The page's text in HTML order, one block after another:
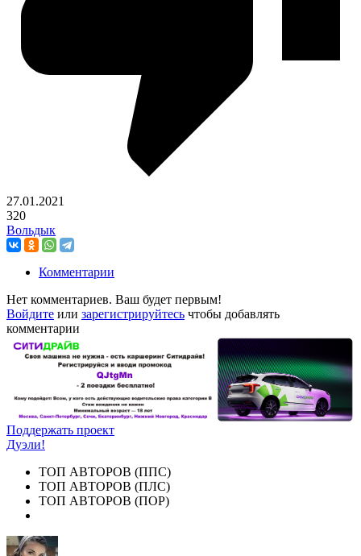
27.01.2021
320
Вольдык
Комментарии
Нет комментариев. Ваш будет первым!
Войдите или зарегистрируйтесь чтобы добавлять
комментарии
Поддержать проект
Дуэли!
ТОП АВТОРОВ (ППС)
ТОП АВТОРОВ (ПЛС)
ТОП АВТОРОВ (ПОР)